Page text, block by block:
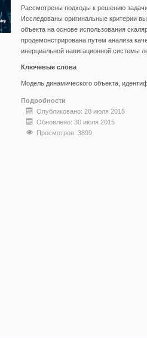
Рассмотрены подходы к решению
Исследованы оригинальные критерии
объекта на основе использования
продемонстрирована путем анализа
инерциальной навигационной системы
Ключевые слова
Модель динамического объекта,
Подробности
Опубликовано: 28 июля 2015
Обновлено: 30 июля 2015
Просмотров: 3899